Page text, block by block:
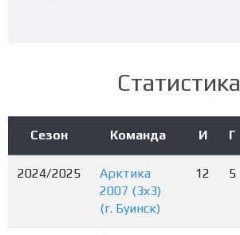
Статистика
Сезон Команда И Г
2024/2025
Арктика
2007 (3х3)
(г. Буинск)
12 5